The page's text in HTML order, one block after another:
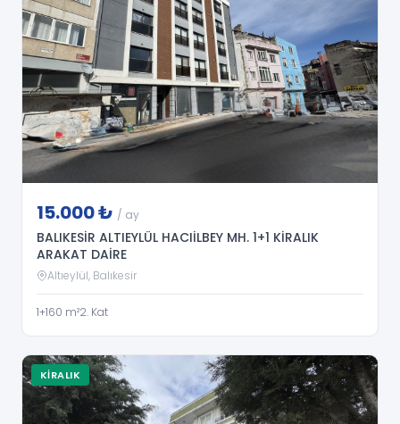
15.000 ₺ / ay
BALIKESİR ALTIEYLÜL HACIİLBEY MH. 1+1 KİRALIK
ARAKAT DAİRE
Altıeylül, Balıkesir
1+160 m²2. Kat
KIRALIK